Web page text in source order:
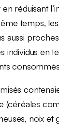
en réduisant
temps,
aussi
individus en
(céréales
noix et